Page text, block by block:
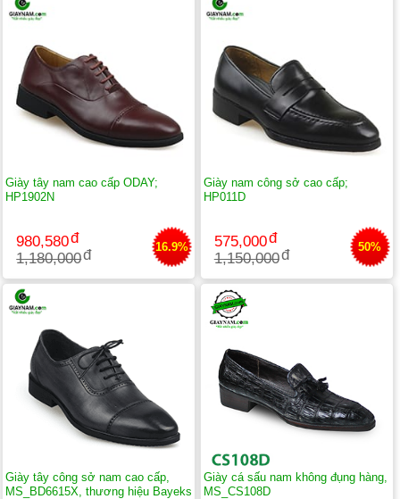
Giày tây nam cao cấp ODAY;
HP1902N
980,580
1,180,000
16.9%
Giày nam công sở cao cấp;
HP011D
575,000
1,150,000
50%
Giày tây công sở nam cao cấp,
MS_BD6615X, thương hiệu Bayeks
Giày cá sấu nam không đụng hàng,
MS_CS108D